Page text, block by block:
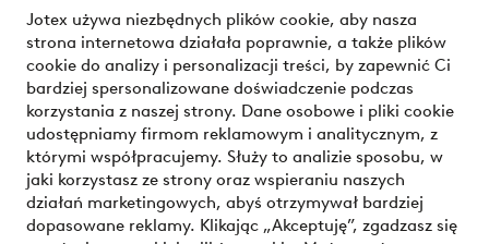
Jotex używa niezbędnych plików cookie, aby nasza
strona internetowa działała poprawnie, a także plików
cookie do analizy i personalizacji treści, by zapewnić Ci
bardziej spersonalizowane doświadczenie podczas
korzystania z naszej strony. Dane osobowe i pliki cookie
udostępniamy firmom reklamowym i analitycznym, z
którymi współpracujemy. Służy to analizie sposobu, w
jaki korzystasz ze strony oraz wspieraniu naszych
działań marketingowych, abyś otrzymywał bardziej
dopasowane reklamy. Klikając „Akceptuję”, zgadzasz się
Warunki
Bezpieczne płatności - zapłać teraz lub podziel się
Chcesz dowiedzieć się więcej o naszych opcjach płatności